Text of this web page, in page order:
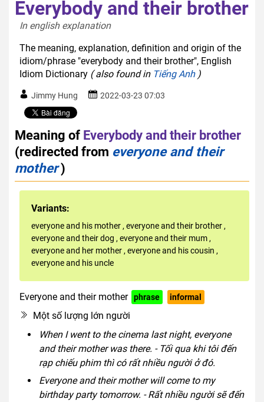
Everybody and their brother
In english explanation
The meaning, explanation, definition and origin of the
idiom/phrase "everybody and their brother", English
Idiom Dictionary ( also found in Tiếng Anh)
Jimmy Hung 2022-03-23 07:03
Meaning of Everybody and their brother
(redirected from everyone and their
mother)
Variants:
everyone and his mother , everyone and their brother ,
everyone and their dog , everyone and their mum ,
everyone and her mother , everyone and his cousin ,
everyone and his uncle
Everyone and their mother phrase informal
Một số lượng lớn người
When I went to the cinema last night, everyone
and their mother was there. - Tối qua khi tôi đến
rạp chiếu phim thì có rất nhiều người ở đó.
Everyone and their mother will come to my
birthday party tomorrow. - Rất nhiều người sẽ đến